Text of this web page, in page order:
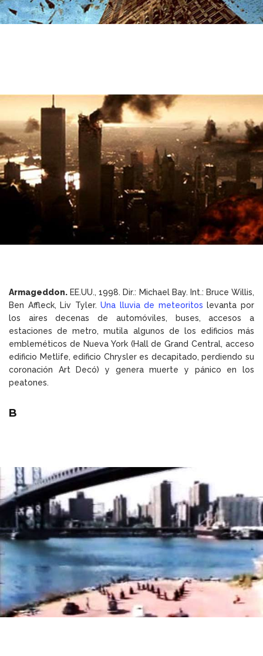
Armageddon. EE.UU., 1998. Dir.: Michael Bay. Int.: Bruce Willis,
Ben Affleck, Liv Tyler.Una lluvia de meteoritos levanta por
los aires decenas de automóviles, buses, accesos a
estaciones de metro, mutila algunos de los edificios más
embleméticos de Nueva York (Hall de Grand Central, acceso
edificio Metlife, edificio Chrysler es decapitado, perdiendo su
coronación Art Decó) y genera muerte y pánico en los
peatones.
B